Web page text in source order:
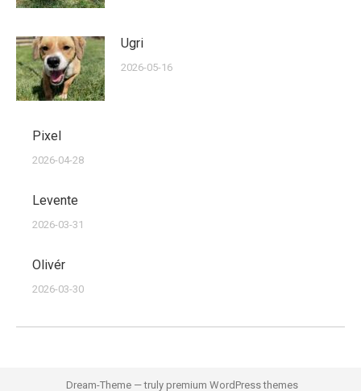
Ugri
2026-05-16
Pixel
2026-04-28
Levente
2026-03-31
Olivér
2026-03-30
Dream-Theme — truly premium WordPress themes